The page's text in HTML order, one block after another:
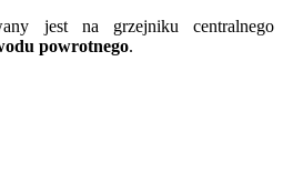
jest na grzejniku centralnego
powrotnego.